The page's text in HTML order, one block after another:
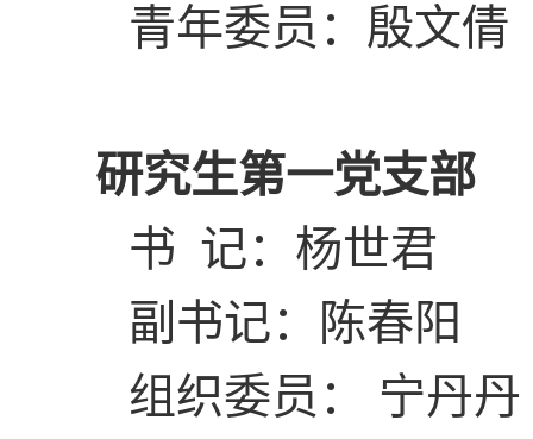
青年委员：殷文倩
研究生第一党支部
书 记：杨世君
副书记：陈春阳
组织委员： 宁丹丹